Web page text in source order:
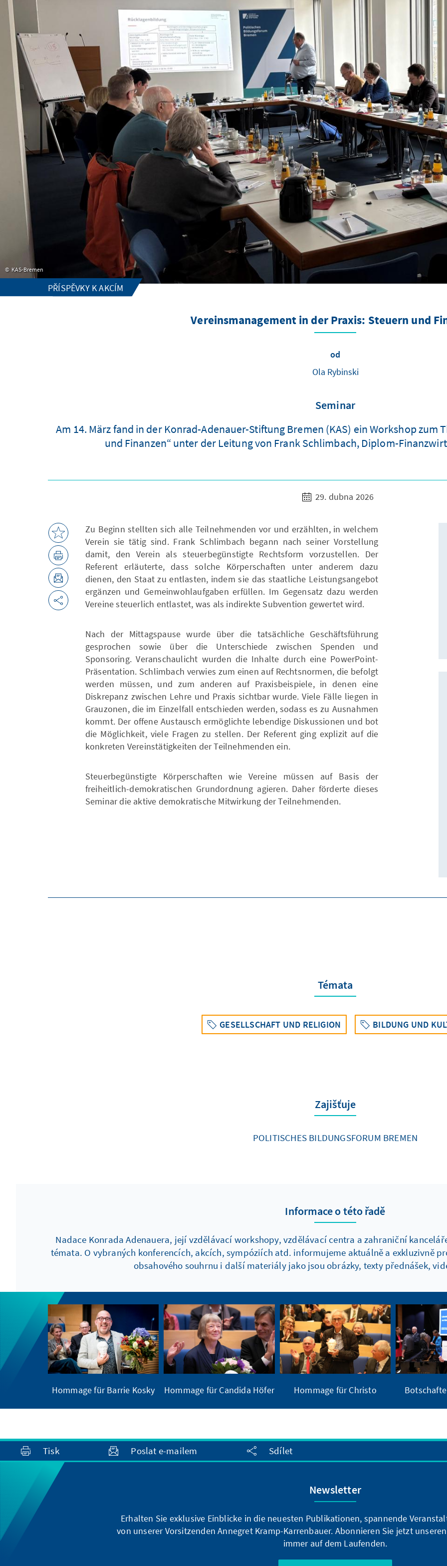
KAS-Bremen
PŘÍSPĚVKY K AKCÍM
Vereinsmanagement in der Praxis: Steuern und
od
Ola Rybinski
Seminar
Am 14. März fand in der Konrad-Adenauer-Stiftung Bremen (KAS) ein Workshop zum
und Finanzen“ unter der Leitung von Frank Schlimbach, Diplom-
29. dubna 2026
Zu Beginn stellten sich alle Teilnehmenden vor und erzählten, in welchem
Verein sie tätig sind. Frank Schlimbach begann nach seiner Vorstellung
damit, den Verein als steuerbegünstigte Rechtsform vorzustellen. Der
Referent erläuterte, dass solche Körperschaften unter anderem dazu
dienen, den Staat zu entlasten, indem sie das staatliche Leistungsangebot
ergänzen und Gemeinwohlaufgaben erfüllen. Im Gegensatz dazu werden
Vereine steuerlich entlastet, was als indirekte Subvention gewertet wird.
Nach der Mittagspause wurde über die tatsächliche Geschäftsführung
gesprochen sowie über die Unterschiede zwischen Spenden und
Sponsoring. Veranschaulicht wurden die Inhalte durch eine PowerPoint-
Präsentation. Schlimbach verwies zum einen auf Rechtsnormen, die befolgt
werden müssen, und zum anderen auf Praxisbeispiele, in denen eine
Diskrepanz zwischen Lehre und Praxis sichtbar wurde. Viele Fälle liegen in
Grauzonen, die im Einzelfall entschieden werden, sodass es zu Ausnahmen
kommt. Der offene Austausch ermöglichte lebendige Diskussionen und bot
die Möglichkeit, viele Fragen zu stellen. Der Referent ging explizit auf die
konkreten Vereinstätigkeiten der Teilnehmenden ein.
Steuerbegünstigte Körperschaften wie Vereine müssen auf Basis der
freiheitlich-demokratischen Grundordnung agieren. Daher förderte dieses
Seminar die aktive demokratische Mitwirkung der Teilnehmenden.
Témata
GESELLSCHAFT UND RELIGION BILDUNG UND
Zajišťuje
POLITISCHES BILDUNGSFORUM BREMEN
Informace o této řadě
Nadace Konrada Adenauera, její vzdělávací workshopy, vzdělávací centra a zahraniční
témata. O vybraných konferencích, akcích, sympóziích atd. informujeme aktuálně a exkluzivně
obsahového souhrnu i další materiály jako jsou obrázky, texty přednášek,
Hommage für Barrie Kosky Hommage für Candida Höfer Hommage für Christo
Tisk Poslat e-mailem Sdílet
Newsletter
Erhalten Sie exklusive Einblicke in die neuesten Publikationen, spannende
von unserer Vorsitzenden Annegret Kramp-Karrenbauer. Abonnieren Sie jetzt
immer auf dem Laufenden.